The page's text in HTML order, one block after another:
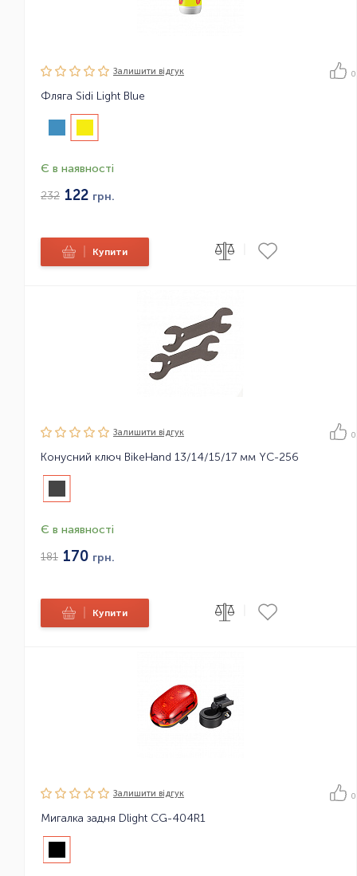
Залишити вiдгук 0
Фляга Sidi Light Blue
Є в наявності
232 122 грн.
Купити
Залишити вiдгук 0
Конусний ключ BikeHand 13/14/15/17 мм YC-256
Є в наявності
181 170 грн.
Купити
Залишити вiдгук 0
Мигалка задня Dlight CG-404R1